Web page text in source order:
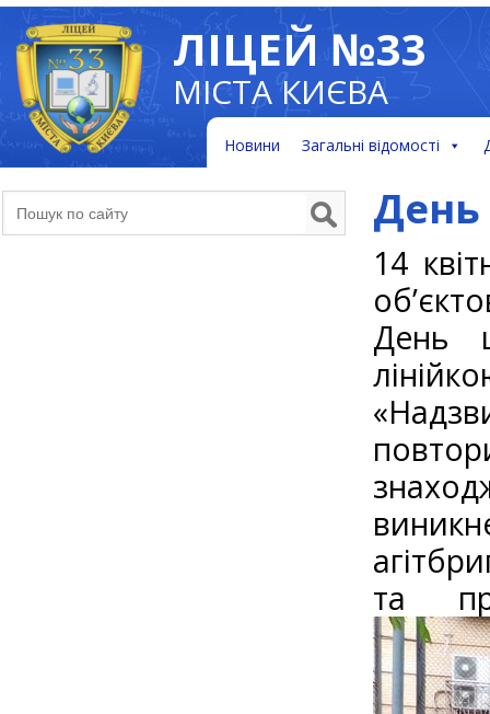
ЛІЦЕЙ №33
МІСТА КИЄВА
Новини Загальні відомості
День
14
День
та